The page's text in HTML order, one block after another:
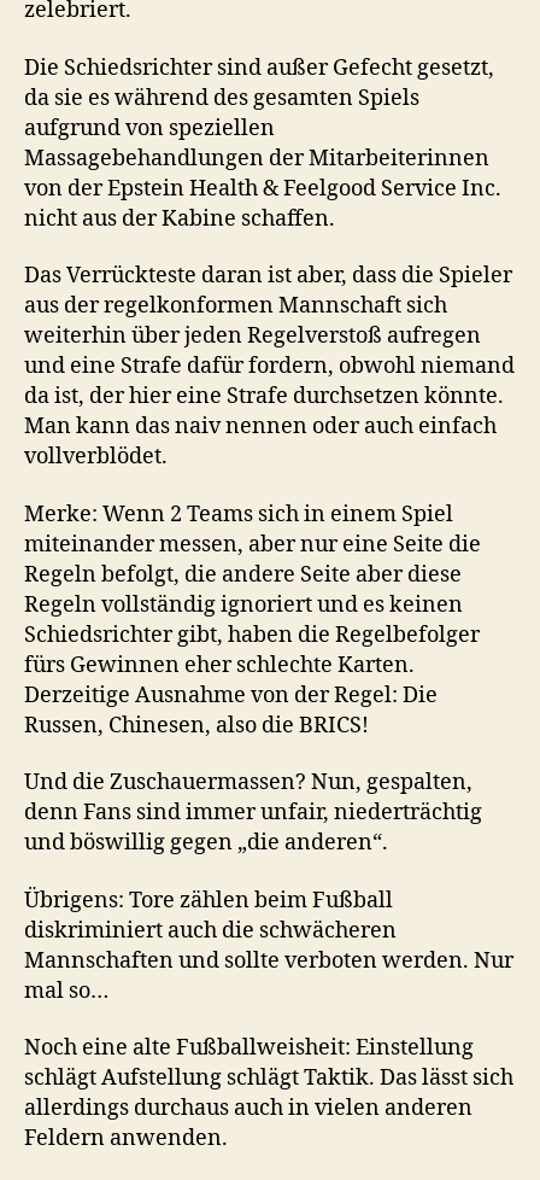
zelebriert.
Die Schiedsrichter sind außer Gefecht gesetzt,
da sie es während des gesamten Spiels
aufgrund von speziellen
Massagebehandlungen der Mitarbeiterinnen
von der Epstein Health & Feelgood Service Inc.
nicht aus der Kabine schaffen.
Das Verrückteste daran ist aber, dass die Spieler
aus der regelkonformen Mannschaft sich
weiterhin über jeden Regelverstoß aufregen
und eine Strafe dafür fordern, obwohl niemand
da ist, der hier eine Strafe durchsetzen könnte.
Man kann das naiv nennen oder auch einfach
vollverblödet.
Merke: Wenn 2 Teams sich in einem Spiel
miteinander messen, aber nur eine Seite die
Regeln befolgt, die andere Seite aber diese
Regeln vollständig ignoriert und es keinen
Schiedsrichter gibt, haben die Regelbefolger
fürs Gewinnen eher schlechte Karten.
Derzeitige Ausnahme von der Regel: Die
Russen, Chinesen, also die BRICS!
Und die Zuschauermassen? Nun, gespalten,
denn Fans sind immer unfair, niederträchtig
und böswillig gegen „die anderen“.
Übrigens: Tore zählen beim Fußball
diskriminiert auch die schwächeren
Mannschaften und sollte verboten werden. Nur
mal so…
Noch eine alte Fußballweisheit: Einstellung
schlägt Aufstellung schlägt Taktik. Das lässt sich
allerdings durchaus auch in vielen anderen
Feldern anwenden.